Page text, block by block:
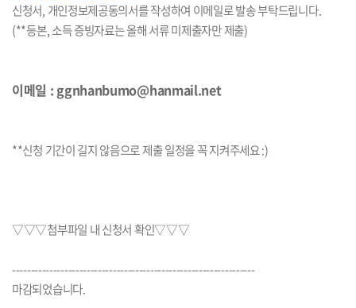
신청서, 개인정보제공동의서를작성하여 이메일로 발송 부탁드립니다.
(**등본, 소득 증빙자료는 올해 서류 미제출자만 제출)
이메일 : ggnhanbumo@hanmail.net
**신청 기간이 길지 않음으로 제출 일정을 꼭 지켜주세요 :)
▽▽▽첨부파일 내 신청서 확인▽▽▽
-----------------------------------------------------------------
마감되었습니다.